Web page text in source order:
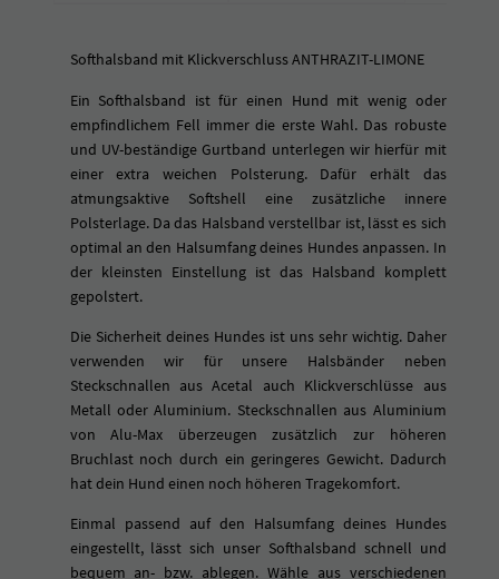
k
v
e
r
s
c
h
l
u
s
A
N
T
H
R
A
Z
Softhalsband mit Klickverschluss ANTHRAZIT-LIMONE
Ein Softhalsband ist für einen Hund mit wenig oder
empfindlichem Fell immer die erste Wahl. Das robuste
und UV-beständige Gurtband unterlegen wir hierfür mit
einer extra weichen Polsterung. Dafür erhält das
atmungsaktive Softshell eine zusätzliche innere
Polsterlage. Da das Halsband verstellbar ist, lässt es sich
optimal an den Halsumfang deines Hundes anpassen. In
der kleinsten Einstellung ist das Halsband komplett
gepolstert.
Die Sicherheit deines Hundes ist uns sehr wichtig. Daher
verwenden wir für unsere Halsbänder neben
Steckschnallen aus Acetal auch Klickverschlüsse aus
Metall oder Aluminium. Steckschnallen aus Aluminium
von Alu-Max überzeugen zusätzlich zur höheren
Bruchlast noch durch ein geringeres Gewicht. Dadurch
hat dein Hund einen noch höheren Tragekomfort.
Einmal passend auf den Halsumfang deines Hundes
eingestellt, lässt sich unser Softhalsband schnell und
bequem an- bzw. ablegen. Wähle aus verschiedenen